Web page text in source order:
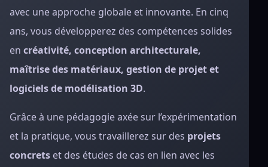
avec une approche globale et innovante. En cinq
ans, vous développerez des compétences solides
en créativité, conception architecturale,
maîtrise des matériaux, gestion de projet et
logiciels de modélisation 3D.
Grâce à une pédagogie axée sur l’expérimentation
et la pratique, vous travaillerez sur des projets
concrets et des études de cas en lien avec les